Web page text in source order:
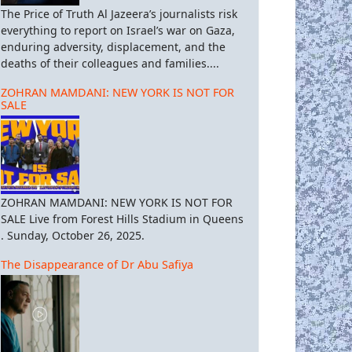
της Ευρώπης στους παλιούς δαίμονες της του
The Price of Truth Al Jazeera’s journalists risk
everything to report on Israel’s war on Gaza,
enduring adversity, displacement, and the
deaths of their colleagues and families....
ZOHRAN MAMDANI: NEW YORK IS NOT FOR
SALE
ZOHRAN MAMDANI: NEW YORK IS NOT FOR
SALE Live from Forest Hills Stadium in Queens
. Sunday, October 26, 2025.
The Disappearance of Dr Abu Safiya